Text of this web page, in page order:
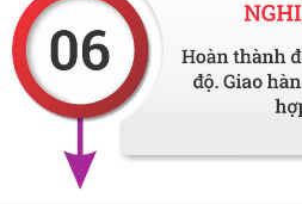
CLICK BÁO GIÁ